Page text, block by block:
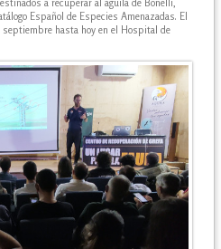
a recuperar al águila de Bonelli,
Español de Especies Amenazadas. El
septiembre hasta hoy en el Hospital de